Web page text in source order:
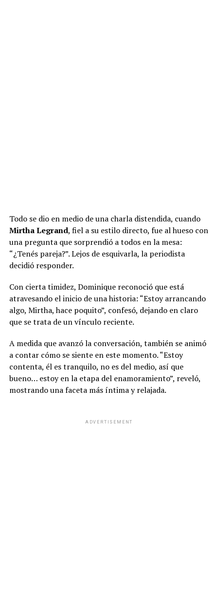
Todo se dio en medio de una charla distendida, cuando
Mirtha Legrand, fiel a su estilo directo, fue al hueso con
una pregunta que sorprendió a todos en la mesa:
“¿Tenés pareja?”. Lejos de esquivarla, la periodista
decidió responder.
Con cierta timidez, Dominique reconoció que está
atravesando el inicio de una historia: “Estoy arrancando
algo, Mirtha, hace poquito”, confesó, dejando en claro
que se trata de un vínculo reciente.
A medida que avanzó la conversación, también se animó
a contar cómo se siente en este momento. “Estoy
contenta, él es tranquilo, no es del medio, así que
bueno… estoy en la etapa del enamoramiento”, reveló,
mostrando una faceta más íntima y relajada.
ADVERTISEMENT